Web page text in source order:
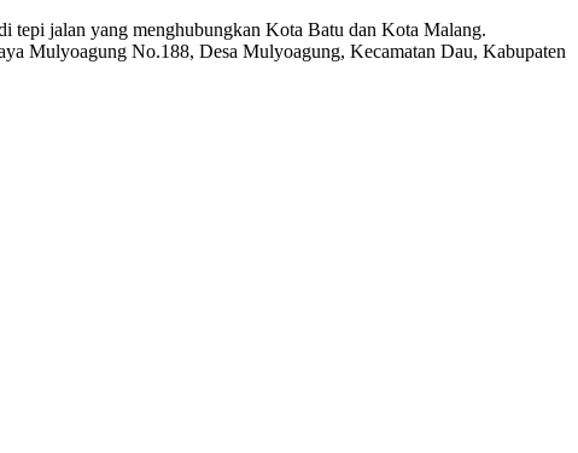
tepi jalan yang menghubungkan Kota Batu dan Kota Malang.
Mulyoagung No.188, Desa Mulyoagung, Kecamatan Dau, Kabupaten